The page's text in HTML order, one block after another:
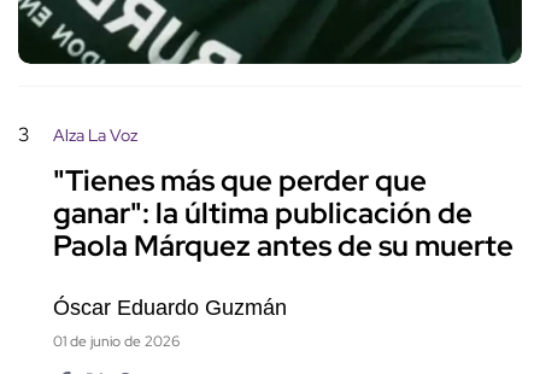
3 Alza La Voz
"Tienes más que perder que
ganar": la última publicación de
Paola Márquez antes de su muerte
Óscar Eduardo Guzmán
01 de junio de 2026